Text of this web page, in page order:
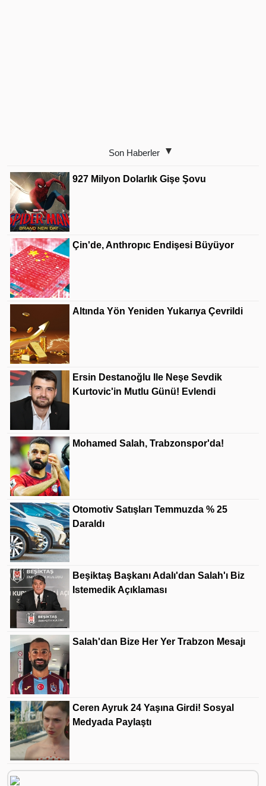
Son Haberler
927 Milyon Dolarlık Gişe Şovu
Çin'de, Anthropıc Endişesi Büyüyor
Altında Yön Yeniden Yukarıya Çevrildi
Ersin Destanoğlu Ile Neşe Sevdik
Kurtovic'in Mutlu Günü! Evlendi
Mohamed Salah, Trabzonspor'da!
Otomotiv Satışları Temmuzda % 25
Daraldı
Beşiktaş Başkanı Adalı'dan Salah'ı Biz
Istemedik Açıklaması
Salah'dan Bize Her Yer Trabzon Mesajı
Ceren Ayruk 24 Yaşına Girdi! Sosyal
Medyada Paylaştı